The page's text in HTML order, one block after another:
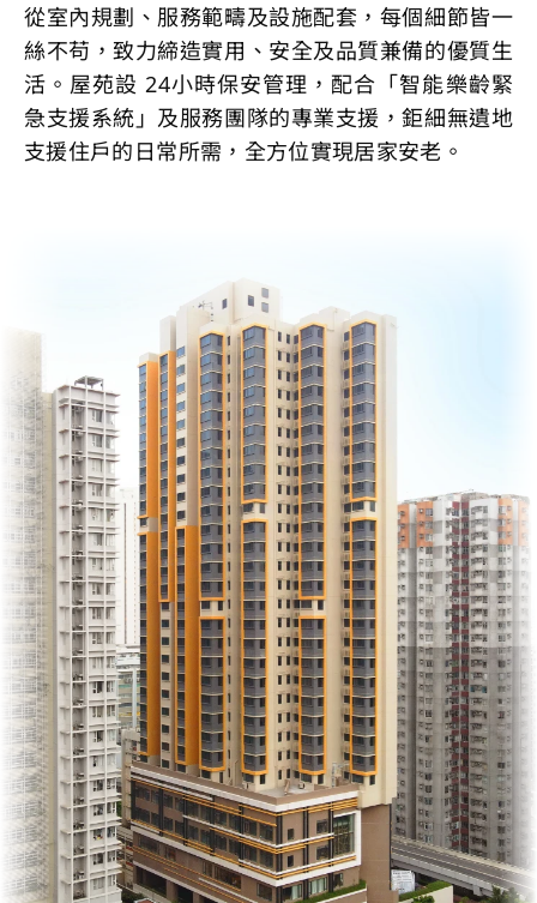
從室內規劃、服務範疇及設施配套，每個細節皆一
絲不苟，致力締造實用、安全及品質兼備的優質生
活。屋苑設 24小時保安管理，配合「智能樂齡緊
急支援系統」及服務團隊的專業支援，鉅細無遺地
支援住戶的日常所需，全方位實現居家安老。